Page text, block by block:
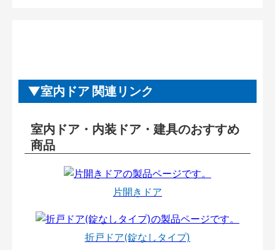
室内ドア 関連リンク
室内ドア・内装ドア・建具のおすすめ
商品
片開きドア
折戸ドア(錠なしタイプ)